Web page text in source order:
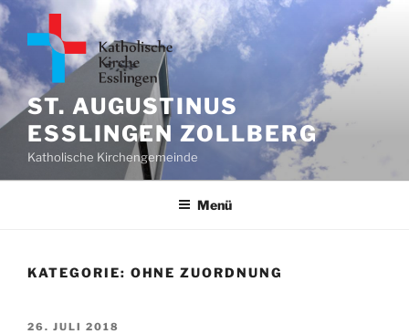
Zum
Inhalt
springen
ST. AUGUSTINUS
ESSLINGEN ZOLLBERG
Katholische Kirchengemeinde
Menü
KATEGORIE: OHNE ZUORDNUNG
VERÖFFENTLICHT
26. JULI 2018